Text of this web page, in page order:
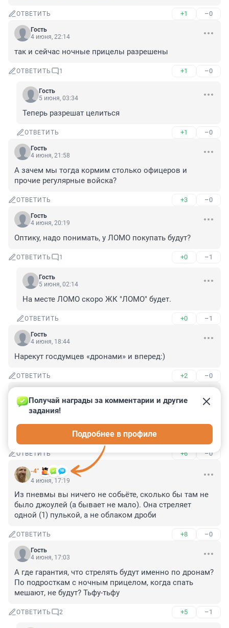
ОТВЕТИТЬ +1 –0
Гость
4 июня, 22:14
так и сейчас ночные прицелы разрешены
ОТВЕТИТЬ 1 +1 –0
Гость
5 июня, 03:34
Теперь разрешат целиться
ОТВЕТИТЬ +1 –0
Гость
4 июня, 21:58
А зачем мы тогда кормим столько офицеров и
прочие регулярные войска?
ОТВЕТИТЬ +3 –0
Гость
4 июня, 20:19
Оптику, надо понимать, у ЛОМО покупать будут?
ОТВЕТИТЬ 1 +0 –1
Гость
5 июня, 02:14
На месте ЛОМО скоро ЖК "ЛОМО" будет.
ОТВЕТИТЬ +0 –1
Гость
4 июня, 18:44
Нарекут госдумцев «дронами» и вперед:)
ОТВЕТИТЬ +2 –0
4 июня, 17:56
Перехватчики совершенно безопасны и легко
проектируются, а стрелялки в населенной местности
применять чревато.
ОТВЕТИТЬ +6 –0
-4°
Получай награды за комментарии и другие
задания!
Подробнее в профиле
4 июня, 17:19
Из пневмы вы ничего не собьёте, сколько бы там не
было джоулей (а бывает не мало). Она стреляет
одной (1) пулькой, а не облаком дроби
ОТВЕТИТЬ +8 –0
Гость
4 июня, 17:03
А где гарантия, что стрелять будут именно по дронам?
По подросткам с ночным прицелом, когда спать
мешают, не будут? Тьфу-тьфу
ОТВЕТИТЬ 2 +5 –1